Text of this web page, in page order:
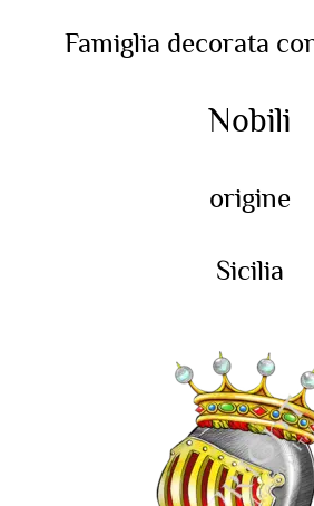
Famiglia decorata
Nobili
origine
Sicilia